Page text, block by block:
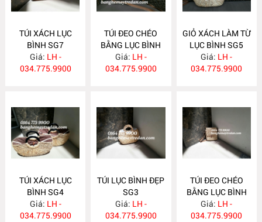
TÚI XÁCH LỤC
BÌNH SG7
Giá: LH -
034.775.9900
TÚI ĐEO CHÉO
BẰNG LỤC BÌNH
SG6
Giá: LH -
034.775.9900
GIỎ XÁCH LÀM TỪ
LỤC BÌNH SG5
Giá: LH -
034.775.9900
TÚI XÁCH LỤC
BÌNH SG4
Giá: LH -
034.775.9900
TÚI LỤC BÌNH ĐẸP
SG3
Giá: LH -
034.775.9900
TÚI ĐEO CHÉO
BẰNG LỤC BÌNH
SG2
Giá: LH -
034.775.9900